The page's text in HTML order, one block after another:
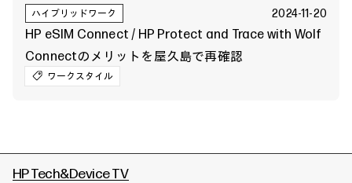
ハイブリッドワーク 2024-11-20
HP eSIM Connect / HP Protect and Trace with Wolf
Connectのメリットを屋久島で再確認
ワークスタイル
HP Tech&Device TV